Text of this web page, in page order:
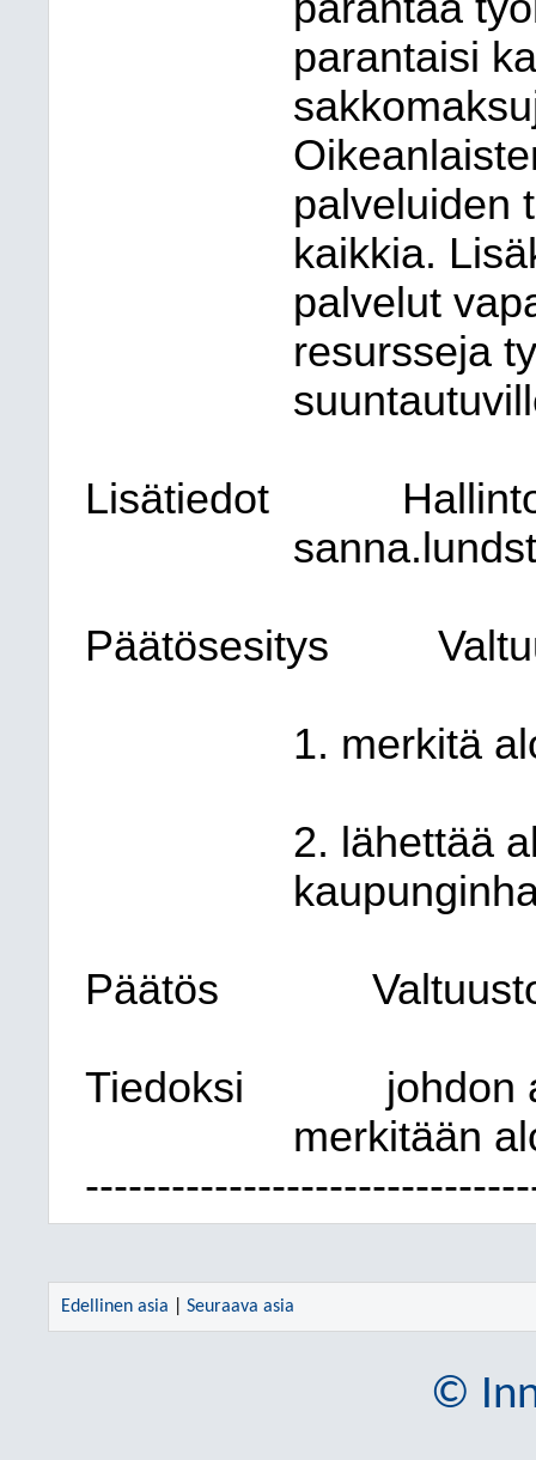
parantaisi
palveluiden
kaikkia.
palvelut
resursseja
Lisätiedot
Päätösesitys
1. merkitä
2. lähettää
Päätös
Tiedoksi
johdon
merkitään
Edellinen asia Seuraava asia
©